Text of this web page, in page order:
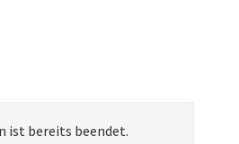
ist bereits beendet.